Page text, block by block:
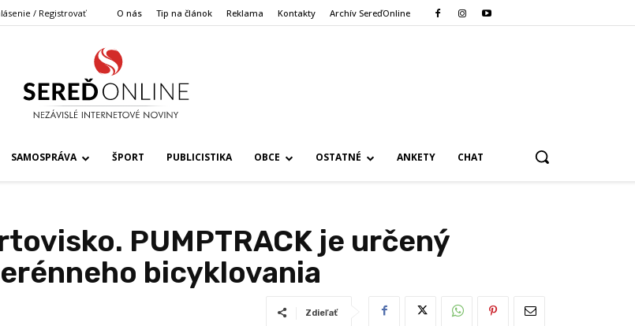
/ Registrovať O nás Tip na článok Reklama Kontakty Archív SereďOnline
SAMOSPRÁVA ŠPORT PUBLICISTIKA OBCE OSTATNÉ ANKETY CHAT
PUMPTRACK je určený
bicyklovania
Zdieľať